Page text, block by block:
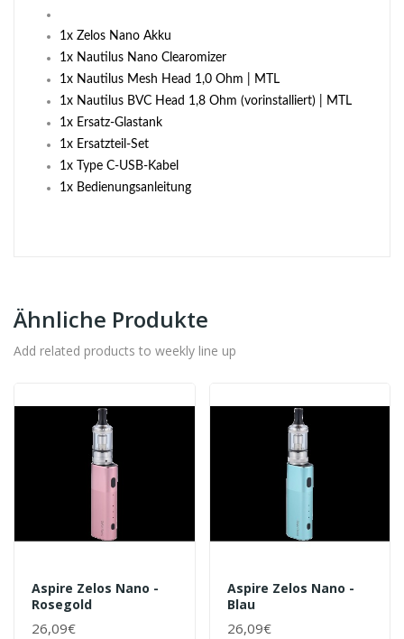
1x Zelos Nano Akku
1x Nautilus Nano Clearomizer
1x Nautilus Mesh Head 1,0 Ohm | MTL
1x Nautilus BVC Head 1,8 Ohm (vorinstalliert) | MTL
1x Ersatz-Glastank
1x Ersatzteil-Set
1x Type C-USB-Kabel
1x Bedienungsanleitung
Ähnliche Produkte
Add related products to weekly line up
Aspire Zelos Nano -
Rosegold
26,09€
Aspire Zelos Nano -
Blau
26,09€